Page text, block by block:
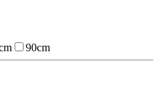
90cm